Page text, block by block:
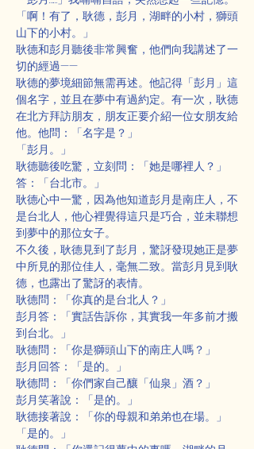
「啊！有了，耿德，彭月，湖畔的小村，獅頭
山下的小村。」
耿德和彭月聽後非常興奮，他們向我講述了一
切的經過——
耿德的夢境細節無需再述。他記得「彭月」這
個名字，並且在夢中有過約定。有一次，耿德
在北方拜訪朋友，朋友正要介紹一位女朋友給
他。他問：「名字是？」
「彭月。」
耿德聽後吃驚，立刻問：「她是哪裡人？」
答：「台北市。」
耿德心中一驚，因為他知道彭月是南庄人，不
是台北人，他心裡覺得這只是巧合，並未聯想
到夢中的那位女子。
不久後，耿德見到了彭月，驚訝發現她正是夢
中所見的那位佳人，毫無二致。當彭月見到耿
德，也露出了驚訝的表情。
耿德問：「你真的是台北人？」
彭月答：「實話告訴你，其實我一年多前才搬
到台北。」
耿德問：「你是獅頭山下的南庄人嗎？」
彭月回答：「是的。」
耿德問：「你們家自己釀「仙泉」酒？」
彭月笑著說：「是的。」
耿德接著說：「你的母親和弟弟也在場。」
「是的。」